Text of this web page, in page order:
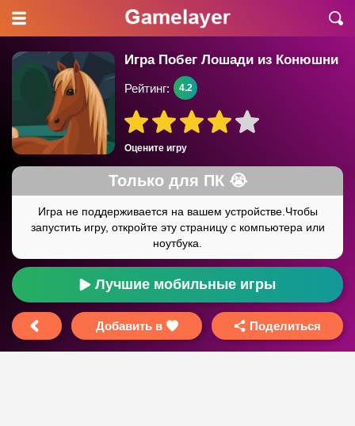
Игра Побег Лошади из Конюшни
Оцените игру
Рейтинг: 4.2
Лучшие мобильные игры
Добавить в Поделиться